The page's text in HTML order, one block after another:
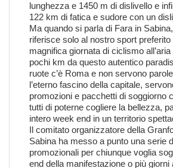
lunghezza e 1450 m di dislivello e
122 km di fatica e sudore con un
Ma quando si parla di Fara in
riferisce solo al nostro sport preferito
magnifica giornata di ciclismo
pochi km da questo autentico
ruote c’è Roma e non servono
l’eterno fascino della capitale,
promozioni e pacchetti di soggiorno
tutti di poterne cogliere la bellezza,
intero week end in un territorio
Il comitato organizzatore della
Sabina ha messo a punto una serie
promozionali per chiunque voglia
end della manifestazione o più giorni